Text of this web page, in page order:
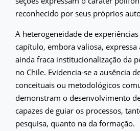
reconhecido por seus próprios
A heterogeneidade de
capítulo, embora valiosa,
ainda fraca institucionalização da
no Chile. Evidencia-se a ausência
conceituais ou metodológicos
demonstram o desenvolvimento
capazes de guiar os processos,
pesquisa, quanto na da formação.